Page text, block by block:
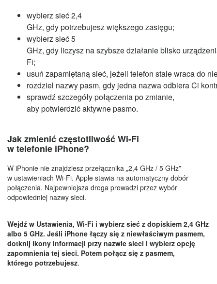
wybierz sieć 2,4
GHz, gdy potrzebujesz większego zasięgu;
wybierz sieć 5
GHz, gdy liczysz na szybsze działanie blisko
Fi;
usuń zapamiętaną sieć, jeżeli telefon stale wraca do
rozdziel nazwy pasm, gdy jedna nazwa odbiera Ci
sprawdź szczegóły połączenia po zmianie,
aby potwierdzić aktywne pasmo.
Jak zmienić częstotliwość Wi-Fi
w telefonie iPhone?
W iPhonie nie znajdziesz przełącznika „2,4 GHz / 5 GHz”
w ustawieniach Wi-Fi. Apple stawia na automatyczny dobór
połączenia. Najpewniejsza droga prowadzi przez wybór
odpowiedniej nazwy sieci.
Wejdź w Ustawienia, Wi-Fi i wybierz sieć z dopiskiem 2,4 GHz
albo 5 GHz. Jeśli iPhone łączy się z niewłaściwym pasmem,
dotknij ikony informacji przy nazwie sieci i wybierz opcję
zapomnienia tej sieci. Potem połącz się z pasmem,
którego potrzebujesz.